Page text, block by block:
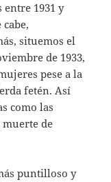
entre 1931 y
situemos el
de 1933,
pese a la
fetén. Así
como las
muerte de
puntilloso y